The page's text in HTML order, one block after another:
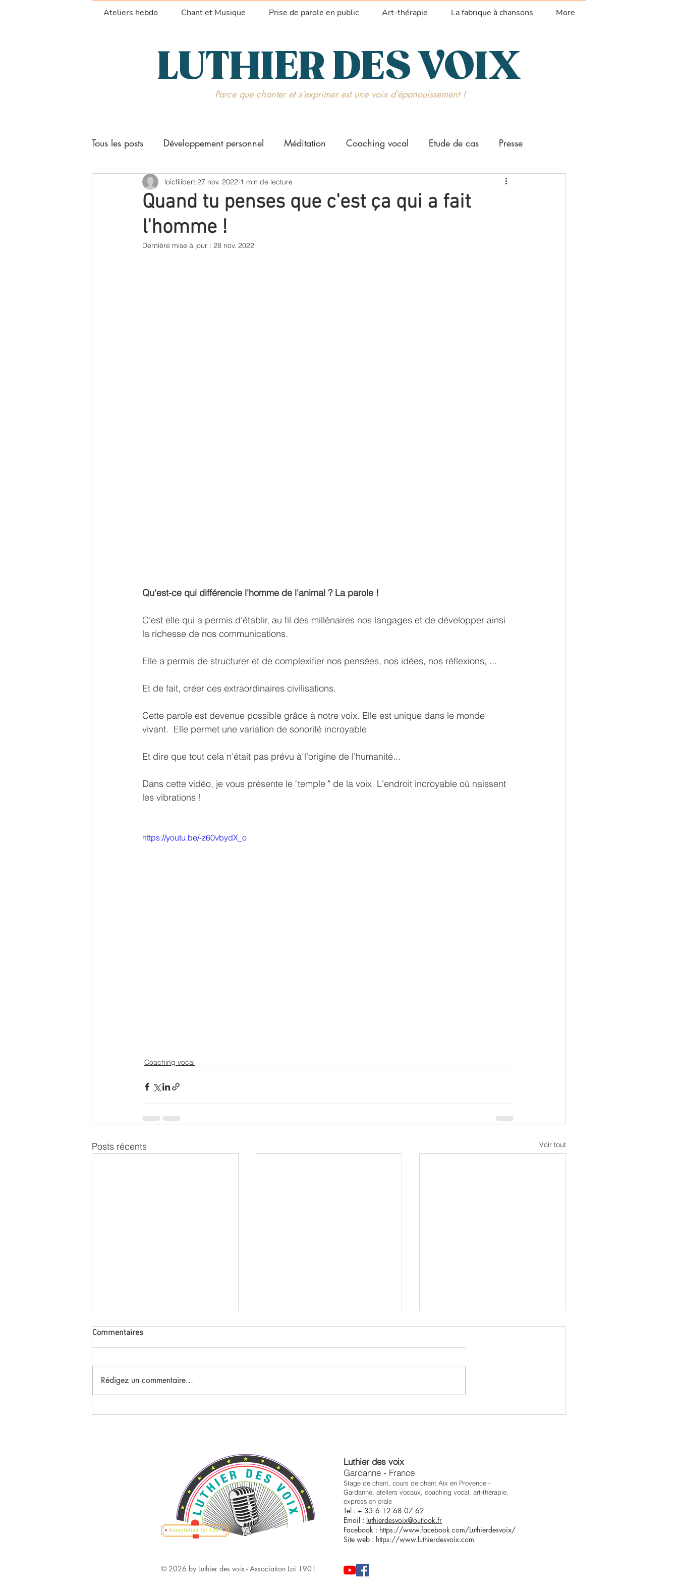
Ateliers hebdo Chant et Musique Prise de parole en public Art-thérapie La fabrique à chansons More
LUTHIER DES VOIX
Parce que chanter et s’exprimer est une voix d’épanouissement !
Tous les posts Développement personnel Méditation Coaching vocal Etude de cas Presse
Stages et séjours Technique vocale Prise de parole
Quand tu penses que c'est ça qui a fait
l'homme !
loicfilibert 27 nov. 2022 1 min de lecture
Dernière mise à jour : 28 nov. 2022
Qu'est-ce qui différencie l'homme de l'animal ? La parole !
C'est elle qui a permis d'établir, au fil des millénaires nos langages et de développer ainsi
la richesse de nos communications.
Elle a permis de structurer et de complexifier nos pensées, nos idées, nos réflexions, ...
Et de fait, créer ces extraordinaires civilisations.
Cette parole est devenue possible grâce à notre voix. Elle est unique dans le monde
vivant.  Elle permet une variation de sonorité incroyable.
Et dire que tout cela n'était pas prévu à l'origine de l'humanité...
Dans cette vidéo, je vous présente le "temple " de la voix. L'endroit incroyable où naissent
les vibrations !
https://youtu.be/-z60vbydX_o
Coaching vocal
Posts récents Voir tout
Commentaires
Rédigez un commentaire...
© 2026 by Luthier des voix - Association Loi 1901
Luthier des voix
Gardanne - France
Stage de chant, cours de chant Aix en Provence -
Gardanne, ateliers vocaux, coaching vocal, art-thérapie,
expression orale
Tel : + 33 6 12 68 07 62
Email : luthierdesvoix@outlook.fr
Facebook : https://www.facebook.com/Luthierdesvoix/
Site web : https://www.luthierdesvoix.com